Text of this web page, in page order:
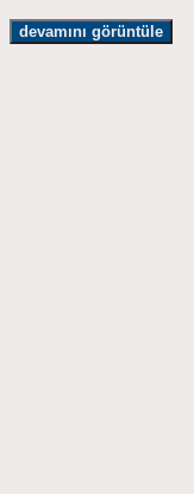
devamını görüntüle